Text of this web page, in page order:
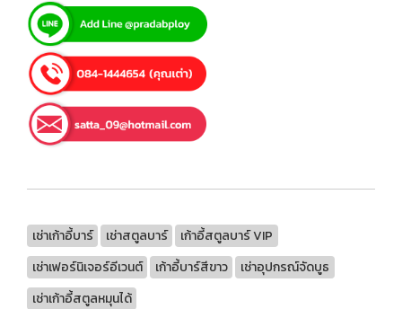
เช่าเก้าอี้บาร์ เช่าสตูลบาร์
เก้าอี้สตูลบาร์ VIP
เช่าเฟอร์นิเจอร์อีเวนต์
เก้าอี้บาร์สีขาว
เช่าอุปกรณ์จัดบูธ
เช่าเก้าอี้สตูลหมุนได้